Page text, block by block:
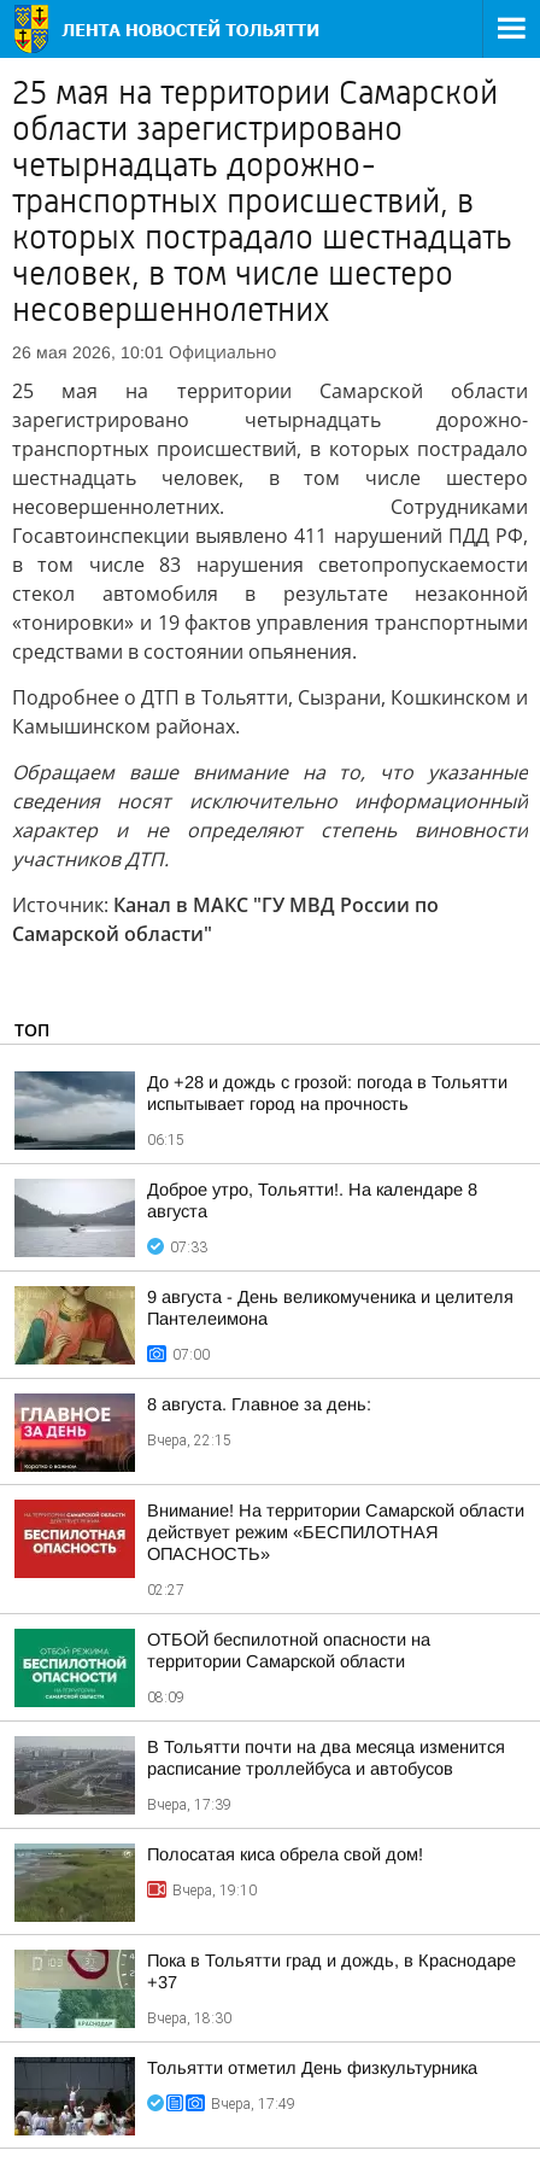
25 мая на территории Самарской
области зарегистрировано
четырнадцать дорожно-
транспортных происшествий, в
которых пострадало шестнадцать
человек, в том числе шестеро
несовершеннолетних
26 мая 2026, 10:01 Официально
25 мая на территории Самарской области
зарегистрировано четырнадцать дорожно-
транспортных происшествий, в которых пострадало
шестнадцать человек, в том числе шестеро
несовершеннолетних. Сотрудниками
Госавтоинспекции выявлено 411 нарушений ПДД РФ,
в том числе 83 нарушения светопропускаемости
стекол автомобиля в результате незаконной
«тонировки» и 19 фактов управления транспортными
средствами в состоянии опьянения.
Подробнее о ДТП в Тольятти, Сызрани, Кошкинском и
Камышинском районах.
Обращаем ваше внимание на то, что указанные
сведения носят исключительно информационный
характер и не определяют степень виновности
участников ДТП.
Источник: Канал в МАКС "ГУ МВД России по
Самарской области"
ТОП
До +28 и дождь с грозой: погода в Тольятти
испытывает город на прочность
06:15
Доброе утро, Тольятти!. На календаре 8
августа
07:33
9 августа - День великомученика и целителя
Пантелеимона
07:00
8 августа. Главное за день:
Вчера, 22:15
Внимание! На территории Самарской области
действует режим «БЕСПИЛОТНАЯ
ОПАСНОСТЬ»
02:27
ОТБОЙ беспилотной опасности на
территории Самарской области
08:09
В Тольятти почти на два месяца изменится
расписание троллейбуса и автобусов
Вчера, 17:39
Полосатая киса обрела свой дом!
Вчера, 19:10
Пока в Тольятти град и дождь, в Краснодаре
+37
Вчера, 18:30
Тольятти отметил День физкультурника
Вчера, 17:49